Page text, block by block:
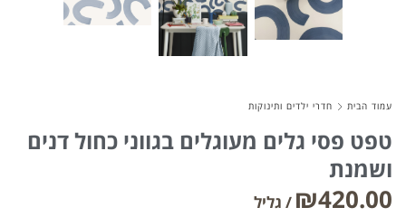
Blog
Forums
עמוד הבית חדרי ילדים ותינוקות
טפט פסי גלים מעוגלים בגווני כחול דנים
ושמנת
₪420.00